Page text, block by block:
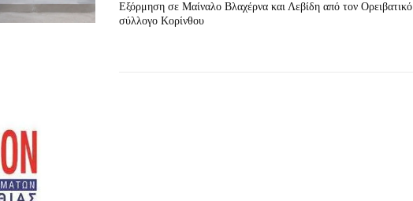
Εξόρμηση σε Μαίναλο Βλαχέρνα και Λεβίδη από τον Ορειβατικό
σύλλογο Κορίνθου